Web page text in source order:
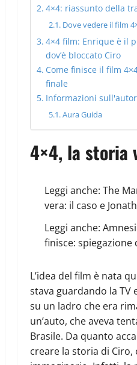
4×4: riassunto della
Dove vedere il film
4×4 film: Enrique è il
dov’è bloccato Ciro
Come finisce il film
finale
Informazioni
Aura Guida
4×4, la storia
Leggi anche: The
vera: il caso e
Leggi anche:
finisce: spiegazione
L’idea del film è nata
stava guardando la TV
su un ladro che era
un’auto, che aveva
Brasile. Da quanto
creare la storia di Ciro,